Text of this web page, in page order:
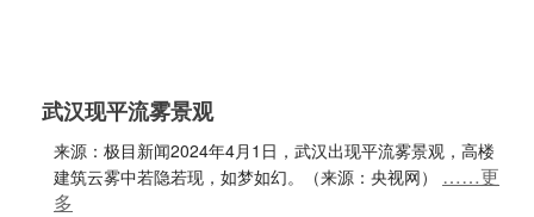
武汉现平流雾景观
来源：极目新闻2024年4月1日，武汉出现平流雾景观，高楼
建筑云雾中若隐若现，如梦如幻。（来源：央视网） ……更
多